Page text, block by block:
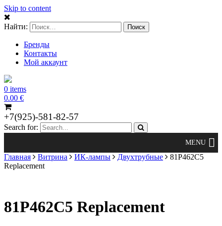
Skip to content
Найти:
Бренды
Контакты
Мой аккаунт
0 items
0.00 €
+7(925)-581-82-57
Search for:
Главная Витрина ИК-лампы Двухтрубные
81P462C5
Replacement
81P462C5 Replacement